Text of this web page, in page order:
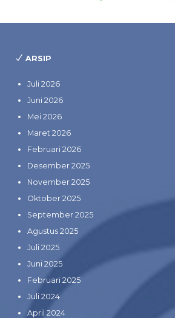
ARSIP
Juli 2026
Juni 2026
Mei 2026
Maret 2026
Februari 2026
Desember 2025
November 2025
Oktober 2025
September 2025
Agustus 2025
Juli 2025
Juni 2025
Februari 2025
Juli 2024
April 2024